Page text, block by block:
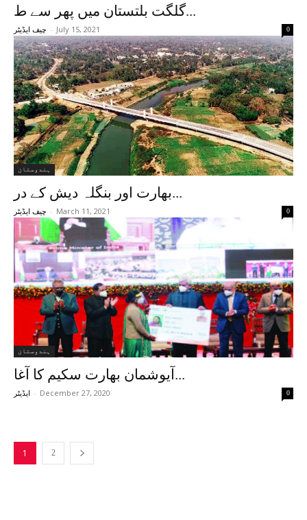
گلگت بلتستان میں پھر سے ط...
چیف ایڈیٹر - July 15, 2021 0
ہندوستان
بھارت اور بنگلہ دیش کے در...
چیف ایڈیٹر - March 11, 2021 0
ہندوستان
آیوشمان بھارت سکیم کا آغا...
ایڈیٹر - December 27, 2020 0
1 2